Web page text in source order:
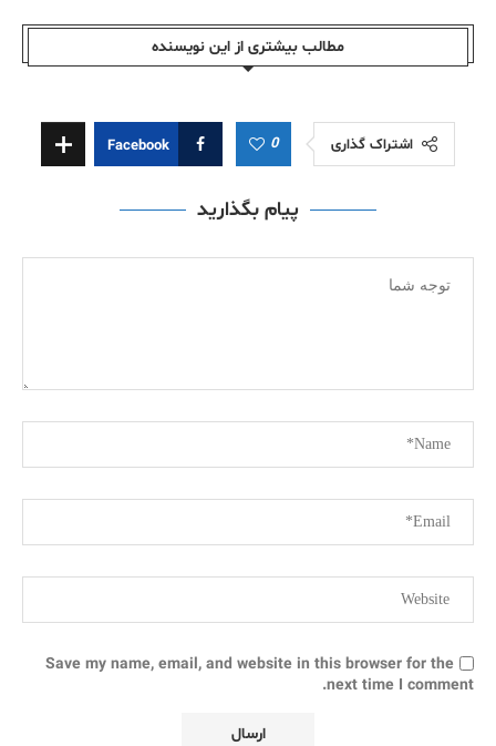
مطالب بیشتری از این نویسندە
اشتراک گذاری 0
Facebook
پیام بگذارید
Save my name, email, and website in this browser for the
next time I comment.